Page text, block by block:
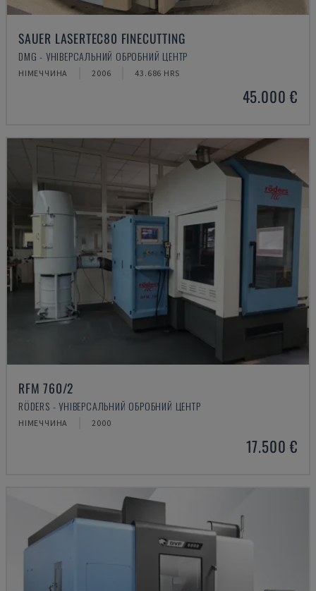
SAUER LASERTEC80 FINECUTTING
DMG - УНІВЕРСАЛЬНИЙ ОБРОБНИЙ ЦЕНТР
НІМЕЧЧИНА 2006 43.686 HRS
45.000 €
RFM 760/2
RÖDERS - УНІВЕРСАЛЬНИЙ ОБРОБНИЙ ЦЕНТР
НІМЕЧЧИНА 2000
17.500 €